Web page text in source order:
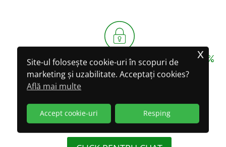
Site-ul folosește cookie-uri în scopuri de
marketing și uzabilitate. Acceptați cookies?
Află mai multe
Accept cookie-uri Resping
x
Tip Serviciu
CONFIDENȚIALITATE GARANTATĂ 100%
LA CONVERSAȚIILE
(WhatsApp oferă criptare integrală a datelor)